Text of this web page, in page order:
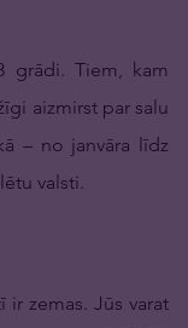
grādi. Tiem, kam
aizmirst par salu
– no janvāra līdz
valsti.
ir zemas. Jūs varat